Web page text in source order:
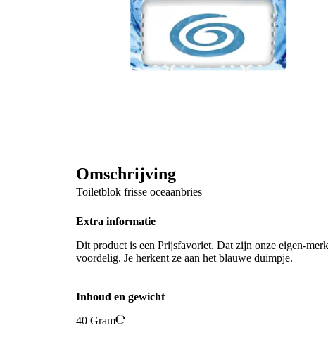
Omschrijving
Toiletblok frisse oceaanbries
Extra informatie
Dit product is een Prijsfavoriet. Dat zijn onze eigen-
voordelig. Je herkent ze aan het blauwe duimpje.
Inhoud en gewicht
40 Gram